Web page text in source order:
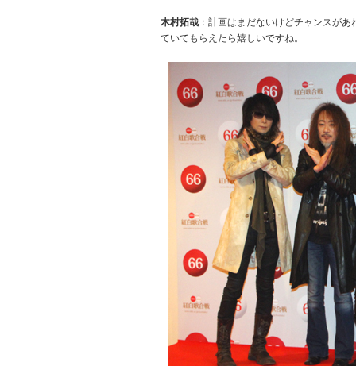
木村拓哉 ：計画はまだないけどチャンスが
ていてもらえたら嬉しいですね。